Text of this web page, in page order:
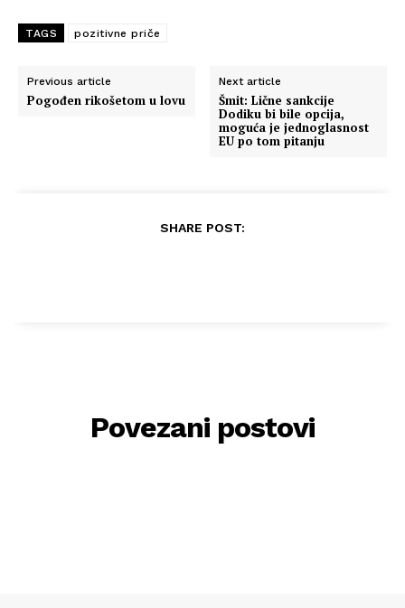
TAGS pozitivne priče
Previous article
Pogođen rikošetom u lovu
Next article
Šmit: Lične sankcije
Dodiku bi bile opcija,
moguća je jednoglasnost
EU po tom pitanju
SHARE POST:
Povezani postovi